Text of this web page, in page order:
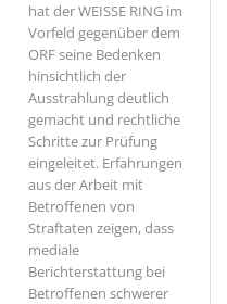
hat der WEISSE RING im
Vorfeld gegenüber dem
ORF seine Bedenken
hinsichtlich der
Ausstrahlung deutlich
gemacht und rechtliche
Schritte zur Prüfung
eingeleitet. Erfahrungen
aus der Arbeit mit
Betroffenen von
Straftaten zeigen, dass
mediale
Berichterstattung bei
Betroffenen schwerer